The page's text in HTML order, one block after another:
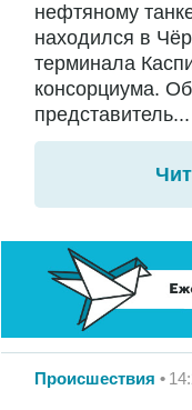
нефтяному
находился в
терминала
консорциума.
представитель...
Происшествия